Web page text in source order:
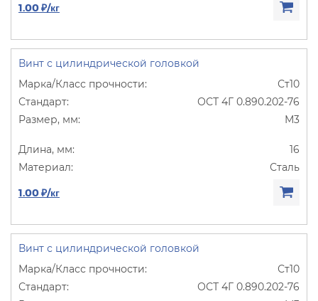
1.00 ₽/кг
Винт с цилиндрической головкой
Ст10
ОСТ 4Г 0.890.202-76
М3
16
Сталь
1.00 ₽/кг
Винт с цилиндрической головкой
Ст10
ОСТ 4Г 0.890.202-76